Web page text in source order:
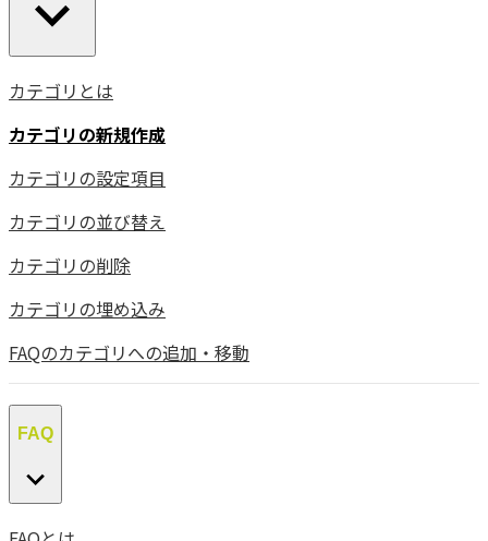
カテゴリとは
カテゴリの新規作成
カテゴリの設定項目
カテゴリの並び替え
カテゴリの削除
カテゴリの埋め込み
FAQのカテゴリへの追加・移動
FAQ